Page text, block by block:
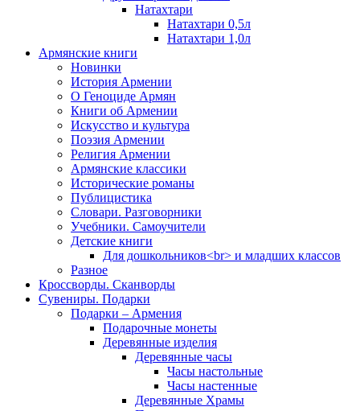
Натахтари
Натахтари 0,5л
Натахтари 1,0л
Армянские книги
Новинки
История Армении
О Геноциде Армян
Книги об Армении
Иcкусство и культура
Поэзия Армении
Религия Армении
Армянские классики
Исторические романы
Публицистика
Словари. Разговорники
Учебники. Самоучители
Детские книги
Для дошкольников<br> и младших классов
Разное
Кроссворды. Сканворды
Сувениры. Подарки
Подарки – Армения
Подарочные монеты
Деревянные изделия
Деревянные часы
Часы настольные
Часы настенные
Деревянные Храмы